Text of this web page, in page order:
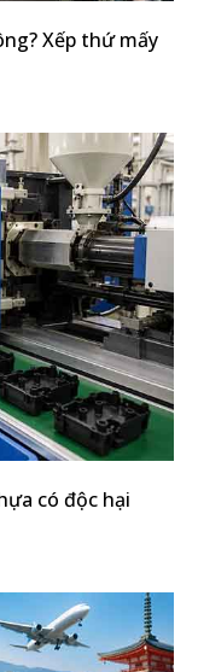
Xếp thứ mấy
có độc hại